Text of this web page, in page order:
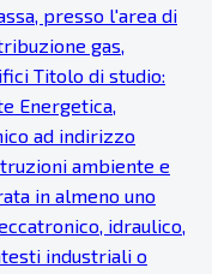
presso l'area di
gas,
Titolo di studio:
Energetica,
ad indirizzo
ambiente e
in almeno uno
idraulico,
industriali o